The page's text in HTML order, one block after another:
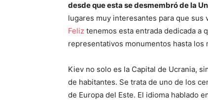
desde que esta se desmembró de la
lugares muy interesantes para que sus
Feliz tenemos esta entrada dedicada a
representativos monumentos hasta los
Kiev no solo es la Capital de Ucrania,
de habitantes. Se trata de uno de los
de Europa del Este. El idioma hablado